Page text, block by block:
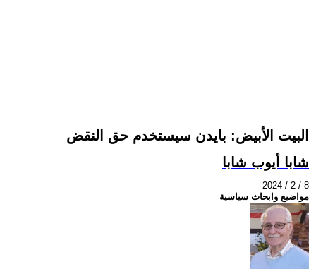
البيت الأبيض: بايدن سيستخدم حق النقض
شابا أيوب شابا
2024 / 2 / 8
مواضيع وابحاث سياسية